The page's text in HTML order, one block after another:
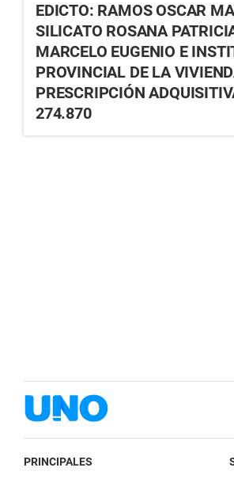
EDICTO: RAMOS OSCAR
SILICATO ROSANA
MARCELO EUGENIO E
PROVINCIAL DE LA
PRESCRIPCIÓN
274.870
PRINCIPALES